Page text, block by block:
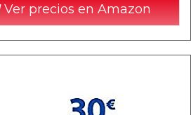
Ver precios en Amazon